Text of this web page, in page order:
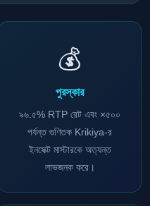
💰
পুরস্কার
৯৬.৫% RTP রেট এবং ×৫০০
পর্যন্ত গুণিতক Krikiya-র
ইনসেক্ট মাস্টারকে অত্যন্ত
লাভজনক করে।